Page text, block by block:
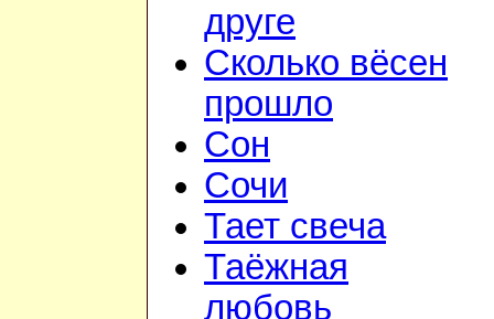
друге
Сколько вёсен
прошло
Сон
Сочи
Тает свеча
Таёжная
любовь